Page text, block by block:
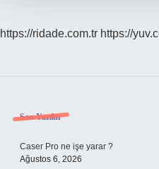
https://ridade.com.tr https://
Sidebar
Son Yazılar
Caser Pro ne işe yarar ?
Ağustos 6, 2026